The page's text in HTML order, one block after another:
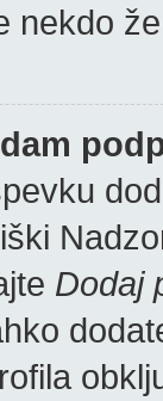
nekdo
Dodaj